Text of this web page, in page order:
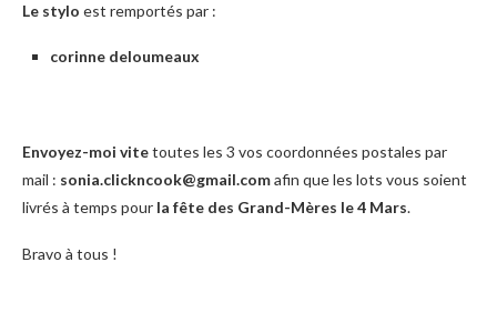
Le stylo est remportés par :
corinne deloumeaux
Envoyez-moi vitetoutes les 3 vos coordonnées postales par
mail : sonia.clickncook@gmail.comafin que les lots vous soient
livrés à temps pour la fête des Grand-Mères le 4 Mars.
Bravo à tous !